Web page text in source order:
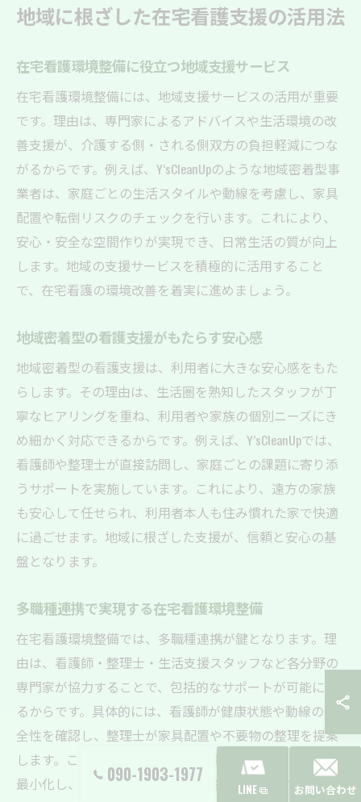
地域に根ざした在宅看護支援の活用法
在宅看護環境整備に役立つ地域支援サービス
在宅看護環境整備には、地域支援サービスの活用が重要
です。理由は、専門家によるアドバイスや生活環境の改
善支援が、介護する側・される側双方の負担軽減につな
がるからです。例えば、Y’sCleanUpのような地域密着型事
業者は、家庭ごとの生活スタイルや動線を考慮し、家具
配置や転倒リスクのチェックを行います。これにより、
安心・安全な空間作りが実現でき、日常生活の質が向上
します。地域の支援サービスを積極的に活用すること
で、在宅看護の環境改善を着実に進めましょう。
地域密着型の看護支援がもたらす安心感
地域密着型の看護支援は、利用者に大きな安心感をもた
らします。その理由は、生活圏を熟知したスタッフが丁
寧なヒアリングを重ね、利用者や家族の個別ニーズにき
め細かく対応できるからです。例えば、Y’sCleanUpでは、
看護師や整理士が直接訪問し、家庭ごとの課題に寄り添
うサポートを実施しています。これにより、遠方の家族
も安心して任せられ、利用者本人も住み慣れた家で快適
に過ごせます。地域に根ざした支援が、信頼と安心の基
盤となります。
多職種連携で実現する在宅看護環境整備
在宅看護環境整備では、多職種連携が鍵となります。理
由は、看護師・整理士・生活支援スタッフなど各分野の
専門家が協力することで、包括的なサポートが可能にな
るからです。具体的には、看護師が健康状態や動線の安
全性を確認し、整理士が家具配置や不要物の整理を提案
します。このような連携により、事故やケガのリスクを
最小化し、利用者と家族の負担軽減も実現します。多職
090-1903-1977
LINE お問い合わせ